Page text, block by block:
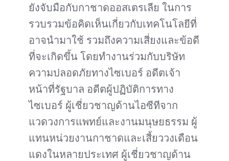
ยังจับมือกับกาชาดออสเตรเลีย ในการ
รวบรวมข้อคิดเห็นเกี่ยวกับเทคโนโลยีที่
อาจนำมาใช้ รวมถึงความเสี่ยงและข้อดี
ที่จะเกิดขึ้น โดยทำงานร่วมกับบริษัท
ความปลอดภัยทางไซเบอร์ อดีตเจ้า
หน้าที่รัฐบาล อดีตผู้ปฏิบัติการทาง
ไซเบอร์ ผู้เชี่ยวชาญด้านไอซีทีจาก
แวดวงการแพทย์และงานมนุษยธรรม ผู้
แทนหน่วยงานกาชาดและเสี้ยววงเดือน
แดงในหลายประเทศ ผู้เชี่ยวชาญด้าน